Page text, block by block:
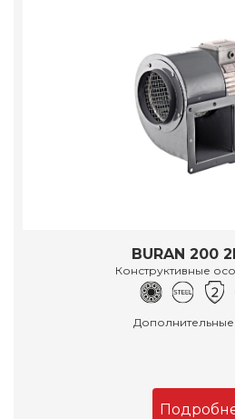
BURAN 200
Конструктивные